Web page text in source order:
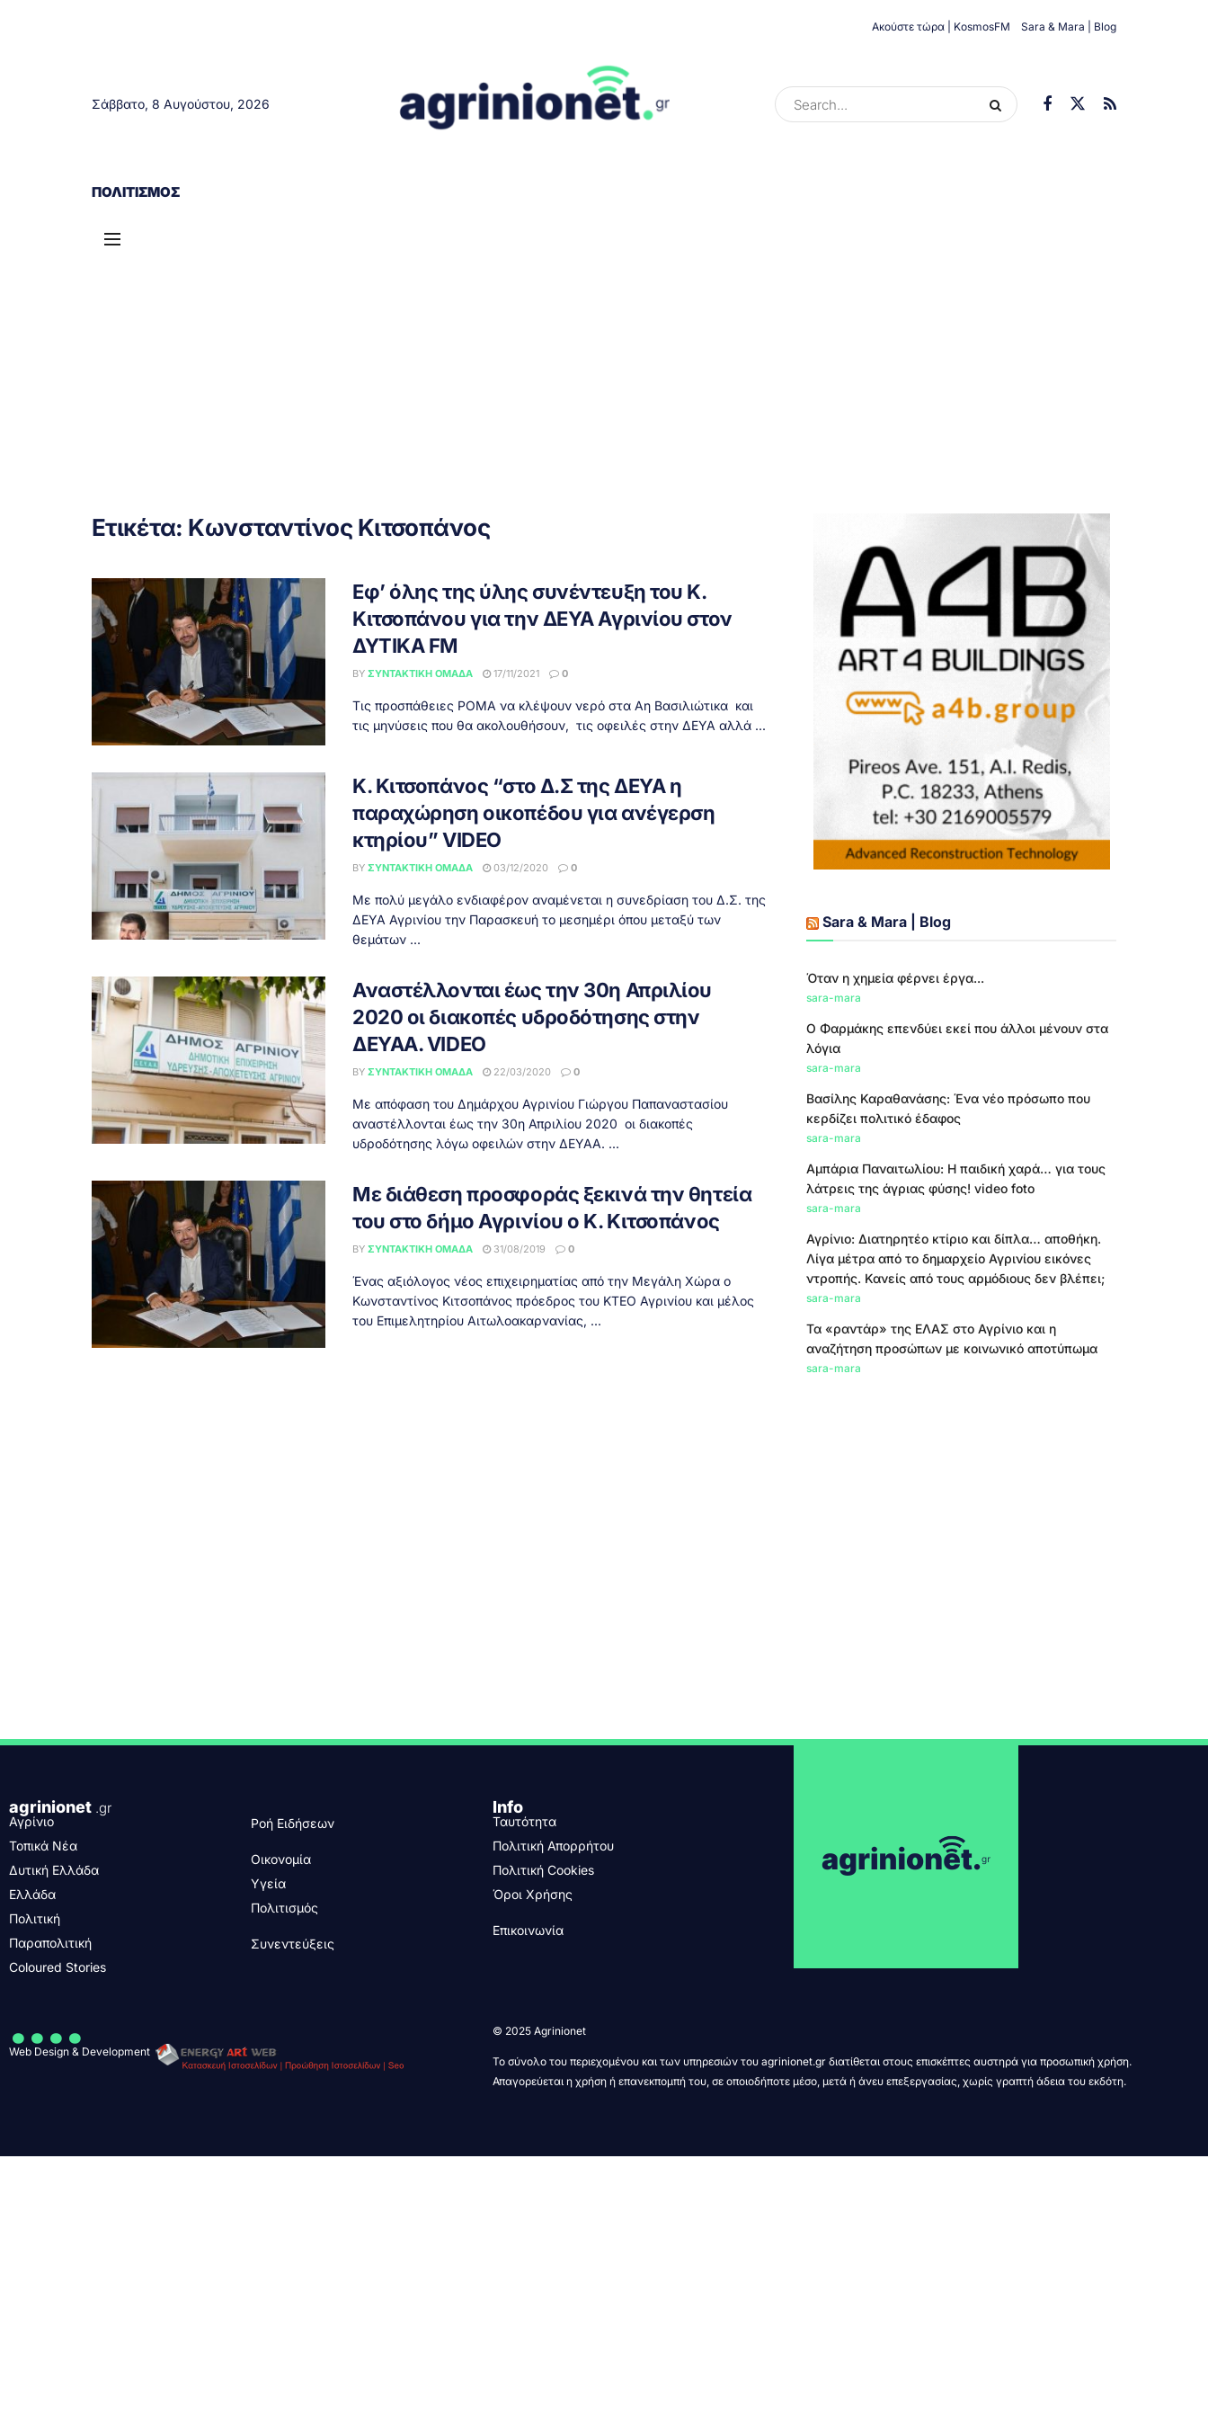
Ακούστε τώρα | KosmosFM Sara & Mara | Blog
Σάββατο, 8 Αυγούστου, 2026
ΠΟΛΙΤΙΣΜΌΣ
Ετικέτα: Κωνσταντίνος Κιτσοπάνος
Εφ’ όλης της ύλης συνέντευξη του Κ.
Κιτσοπάνου για την ΔΕΥΑ Αγρινίου στον
ΔΥΤΙΚΑ FM
BY ΣΥΝΤΑΚΤΙΚΉ ΟΜΆΔΑ 17/11/2021 0
Τις προσπάθειες ΡΟΜΑ να κλέψουν νερό στα Αη Βασιλιώτικα και
τις μηνύσεις που θα ακολουθήσουν, τις οφειλές στην ΔΕΥΑ αλλά ...
Κ. Κιτσοπάνος “στο Δ.Σ της ΔΕΥΑ η
παραχώρηση οικοπέδου για ανέγερση
κτηρίου” VIDEO
BY ΣΥΝΤΑΚΤΙΚΉ ΟΜΆΔΑ 03/12/2020 0
Με πολύ μεγάλο ενδιαφέρον αναμένεται η συνεδρίαση του Δ.Σ. της
ΔΕΥΑ Αγρινίου την Παρασκευή το μεσημέρι όπου μεταξύ των
θεμάτων ...
Αναστέλλονται έως την 30η Απριλίου
2020 οι διακοπές υδροδότησης στην
ΔΕΥΑΑ. VIDEO
BY ΣΥΝΤΑΚΤΙΚΉ ΟΜΆΔΑ 22/03/2020 0
Με απόφαση του Δημάρχου Αγρινίου Γιώργου Παπαναστασίου
αναστέλλονται έως την 30η Απριλίου 2020 οι διακοπές
υδροδότησης λόγω οφειλών στην ΔΕΥΑΑ. ...
Με διάθεση προσφοράς ξεκινά την θητεία
του στο δήμο Αγρινίου ο Κ. Κιτσοπάνος
BY ΣΥΝΤΑΚΤΙΚΉ ΟΜΆΔΑ 31/08/2019 0
Ένας αξιόλογος νέος επιχειρηματίας από την Μεγάλη Χώρα ο
Κωνσταντίνος Κιτσοπάνος πρόεδρος του ΚΤΕΟ Αγρινίου και μέλος
του Επιμελητηρίου Αιτωλοακαρνανίας, ...
Sara & Mara | Blog
Όταν η χημεία φέρνει έργα...
sara-mara
Ο Φαρμάκης επενδύει εκεί που άλλοι μένουν στα
λόγια
sara-mara
Βασίλης Καραθανάσης: Ένα νέο πρόσωπο που
κερδίζει πολιτικό έδαφος
sara-mara
Αμπάρια Παναιτωλίου: Η παιδική χαρά… για τους
λάτρεις της άγριας φύσης! video foto
sara-mara
Αγρίνιο: Διατηρητέο κτίριο και δίπλα… αποθήκη.
Λίγα μέτρα από το δημαρχείο Αγρινίου εικόνες
ντροπής. Κανείς από τους αρμόδιους δεν βλέπει;
sara-mara
Τα «ραντάρ» της ΕΛΑΣ στο Αγρίνιο και η
αναζήτηση προσώπων με κοινωνικό αποτύπωμα
sara-mara
agrinionet .gr
Αγρίνιο
Τοπικά Νέα
Δυτική Ελλάδα
Ελλάδα
Πολιτική
Παραπολιτική
Coloured Stories
Ροή Ειδήσεων
Οικονομία
Υγεία
Πολιτισμός
Συνεντεύξεις
Info
Ταυτότητα
Πολιτική Απορρήτου
Πολιτική Cookies
Όροι Χρήσης
Επικοινωνία
....
Web Design & Development
© 2025 Agrinionet
Το σύνολο του περιεχομένου και των υπηρεσιών του agrinionet.gr διατίθεται στους επισκέπτες αυστηρά για προσωπική χρήση.
Απαγορεύεται η χρήση ή επανεκπομπή του, σε οποιοδήποτε μέσο, μετά ή άνευ επεξεργασίας, χωρίς γραπτή άδεια του εκδότη.